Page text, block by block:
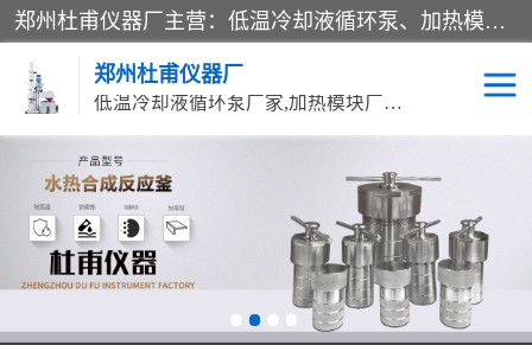
郑州杜甫仪器厂主营：低温冷却液循环泵、加热模块、水热合成反应釜、水油浴锅、旋转蒸发器、循环水真空泵等产品。郑州杜甫仪器厂在众多的教学仪器行业中依靠科技力量扬长避短、迅速发展，成为国家教委*生产教学仪器的厂家，产品具有国内良好水平，主导产品通过ISO9002质量认证。
郑州杜甫仪器厂
低温冷却液循环泵厂家,加热模块厂家,水热合成反应釜厂家,水油浴锅厂家,旋转蒸发器厂家
循环水真空泵厂家 水热合成反应釜厂家
低温冷却液循环泵厂家 加热模块厂家
气流烘干器